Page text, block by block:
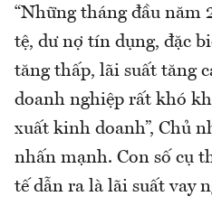
“Những tháng đầu năm
tệ, dư nợ tín dụng, đặc
tăng thấp, lãi suất tăng
doanh nghiệp rất khó
xuất kinh doanh”, Chủ
nhấn mạnh. Con số cụ
tế dẫn ra là lãi suất vay